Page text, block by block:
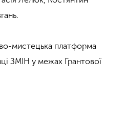
мистецька платформа
ЗМІН у межах Грантової